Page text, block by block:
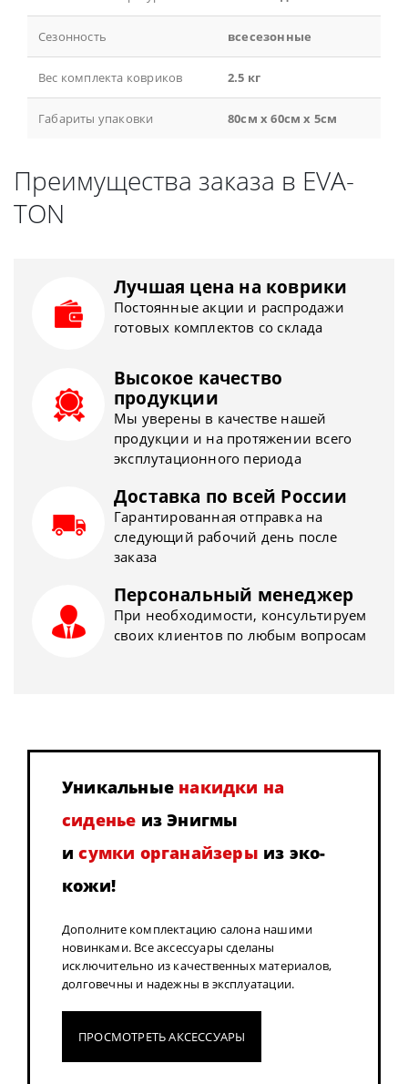
Сезонность всесезонные
Вес комплекта ковриков 2.5 кг
Габариты упаковки 80см x 60см x 5см
Преимущества заказа в EVA-
TON
Лучшая цена на коврики
Постоянные акции и распродажи
готовых комплектов со склада
Высокое качество
продукции
Мы уверены в качестве нашей
продукции и на протяжении всего
эксплутационного периода
Доставка по всей России
Гарантированная отправка на
следующий рабочий день после
заказа
Персональный менеджер
При необходимости, консультируем
своих клиентов по любым вопросам
Уникальные накидки на
сиденье из Энигмы
исумки органайзеры из эко-
кожи!
Дополните комплектацию салона нашими
новинками. Все аксессуары сделаны
исключительно из качественных материалов,
долговечны и надежны в эксплуатации.
ПРОСМОТРЕТЬ АКСЕССУАРЫ